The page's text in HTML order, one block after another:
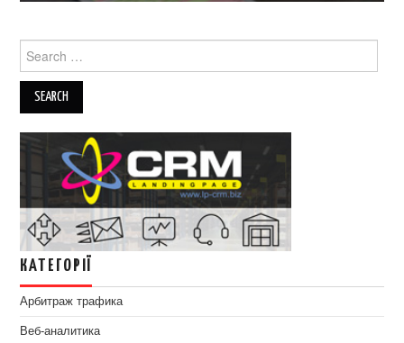
Search
for:
КАТЕГОРІЇ
Арбитраж трафика
Веб-аналитика